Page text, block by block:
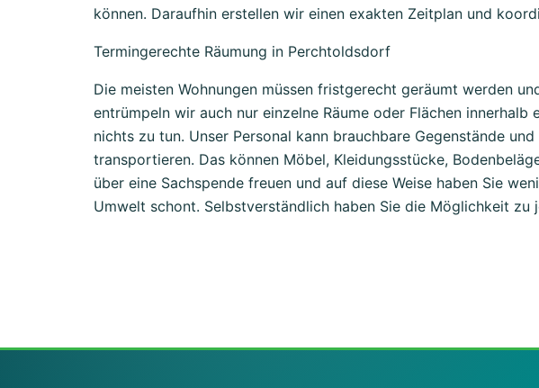
können. Daraufhin erstellen wir einen exakten Zeitplan und
Termingerechte Räumung in Perchtoldsdorf
Die meisten Wohnungen müssen fristgerecht geräumt werden
entrümpeln wir auch nur einzelne Räume oder Flächen
nichts zu tun. Unser Personal kann brauchbare Gegenstände
transportieren. Das können Möbel, Kleidungsstücke,
über eine Sachspende freuen und auf diese Weise haben Sie
Umwelt schont. Selbstverständlich haben Sie die Möglichkeit